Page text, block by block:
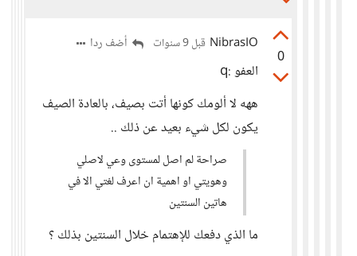
0
NibrasIO قبل 9 سنوات أضف ردا
العفو :q
ههه لا ألومك كونها أتت بصيف، بالعادة الصيف
يكون لكل شيء بعيد عن ذلك ..
صراحة لم اصل لمستوى وعي لاصلي
وهويتي او اهمية ان اعرف لغتي الا في
هاتين السنتين
ما الذي دفعك للإهتمام خلال السنتين بذلك ؟